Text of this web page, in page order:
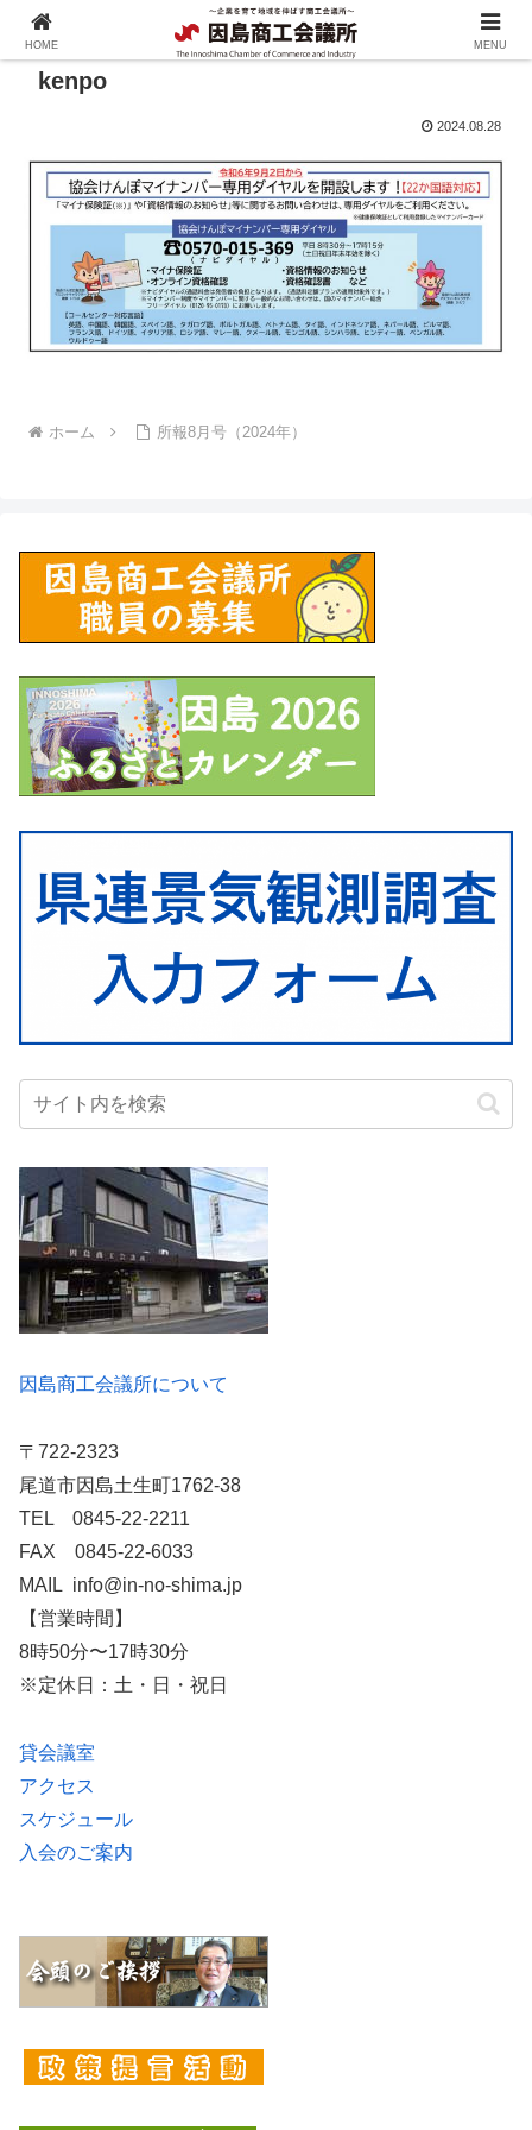
kenpo
2024.08.28
ホーム 所報8月号（2024年）
因島商工会議所について
〒722-2323
尾道市因島土生町1762-38
TEL 0845-22-2211
FAX 0845-22-6033
MAIL info@in-no-shima.jp
【営業時間】
8時50分〜17時30分
※定休日：土・日・祝日
貸会議室
アクセス
スケジュール
入会のご案内
HOME MENU